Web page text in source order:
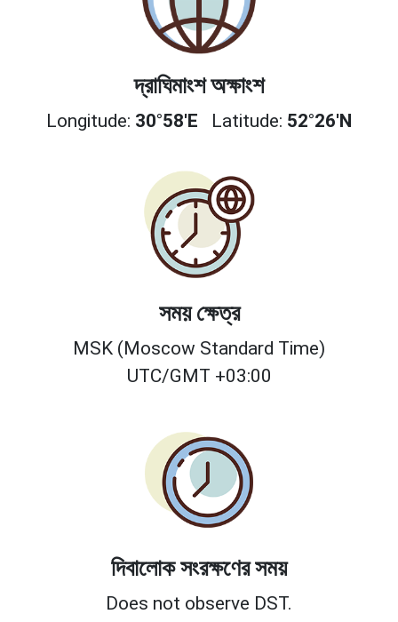
দ্রাঘিমাংশ অক্ষাংশ
Longitude: 30°58'E Latitude: 52°26'N
সময় ক্ষেত্র
MSK (Moscow Standard Time)
UTC/GMT +03:00
দিবালোক সংরক্ষণের সময়
Does not observe DST.